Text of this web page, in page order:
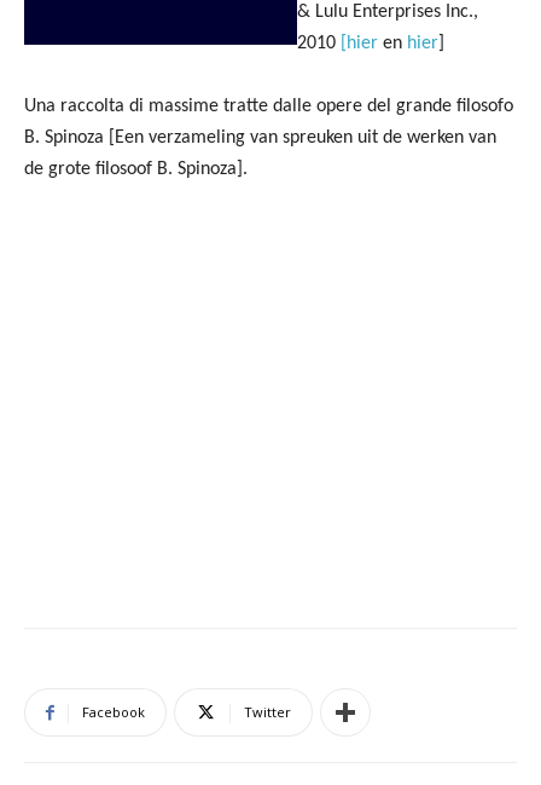
& Lulu Enterprises Inc.,
2010
[hier en hier
Una raccolta di massime tratte dalle opere del grande filosofo
B. Spinoza [Een verzameling van spreuken uit de werken van
de grote filosoof B. Spinoza].
Facebook Twitter